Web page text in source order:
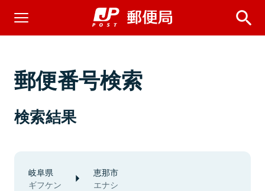
郵便番号検索
検索結果
岐阜県
ギフケン
恵那市
エナシ